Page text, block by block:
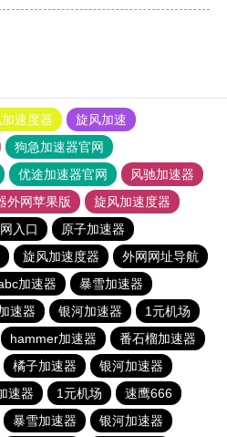
速度器
旋风加速
狗急加速器官网
优途加速器官网
风驰加速器
外网苹果版
旋风加速度器
入口
原子加速器
旋风加速度器
外网网址导航
加速器
暴雪加速器
速器 银河加速器
1元机场
hammer加速器
番石榴加速器
橘子加速器
银河加速器
速器 1元机场
速鹰666
暴雪加速器 银河加速器